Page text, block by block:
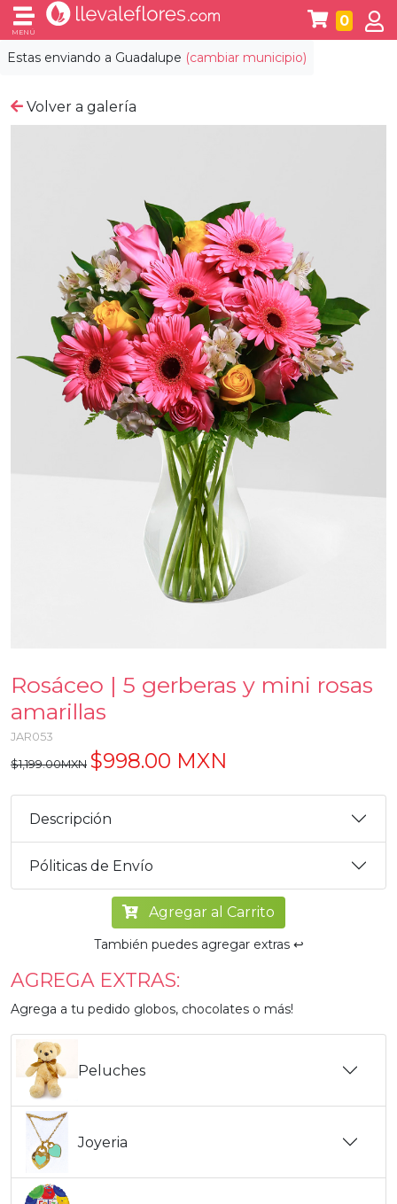
Estas enviando a Guadalupe (cambiar municipio)
MENÚ
0
Volver a galería
Rosáceo | 5 gerberas y mini rosas
amarillas
JAR053
$1,199.00MXN $998.00 MXN
Descripción
Póliticas de Envío
Agregar al Carrito
También puedes agregar extras ↩️
AGREGA EXTRAS:
Agrega a tu pedido globos, chocolates o más!
Peluches
Joyeria